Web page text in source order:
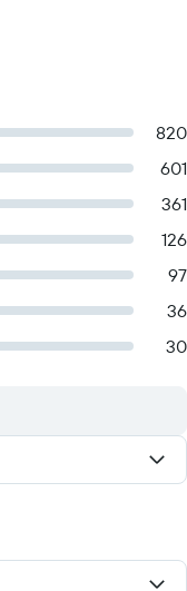
820
601
361
126
97
36
30